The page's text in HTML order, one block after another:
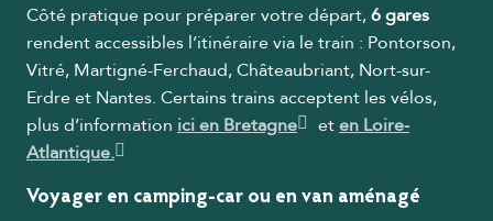
Côté pratique pour préparer votre départ,6 gares
rendent accessibles l’itinéraire via le train : Pontorson,
Vitré, Martigné-Ferchaud, Châteaubriant, Nort-sur-
Erdre et Nantes. Certains trains acceptent les vélos,
plus d’information ici en Bretagne eten Loire-
Atlantique.
Voyager en camping-car ou en van aménagé